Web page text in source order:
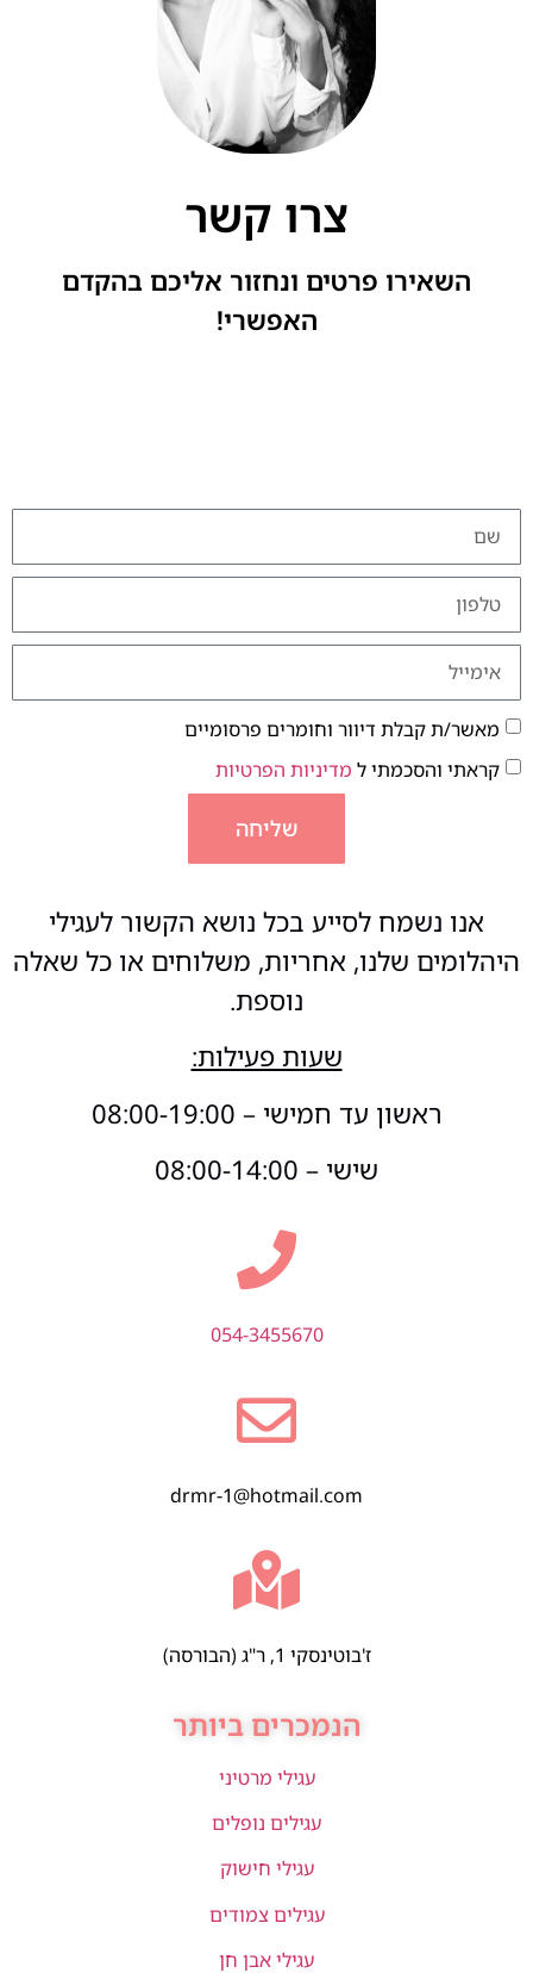
צרו קשר
השאירו פרטים ונחזור אליכם בהקדם
האפשרי!
מאשר/ת קבלת דיוור וחומרים פרסומיים
קראתי והסכמתי ל מדיניות הפרטיות
שליחה
אנו נשמח לסייע בכל נושא הקשור לעגילי
היהלומים שלנו, אחריות, משלוחים או כל שאלה
נוספת.
שעות פעילות:
ראשון עד חמישי – 08:00-19:00
שישי – 08:00-14:00
054-3455670
drmr-1@hotmail.com
ז'בוטינסקי 1, ר"ג (הבורסה)
הנמכרים ביותר
עגילי מרטיני
עגילים נופלים
עגילי חישוק
עגילים צמודים
עגילי אבן חן